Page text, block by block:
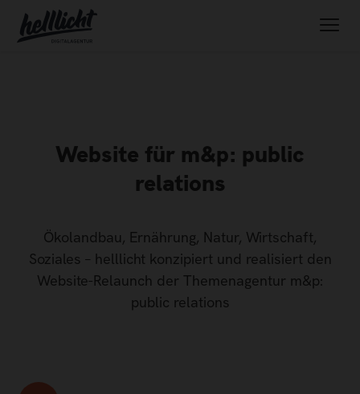
Website für m&p: public
relations
Ökolandbau, Ernährung, Natur, Wirtschaft,
Soziales – helllicht konzipiert und realisiert den
Website-Relaunch der Themenagentur m&p:
public relations